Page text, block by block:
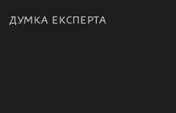
ДУМКА ЕКСПЕРТА